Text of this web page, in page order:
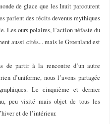
de glace que les Inuit parcourent
parlent des récits devenus mythiques
Les ours polaires, l’action néfaste du
aussi cités... mais le Groenland est
de partir à la rencontre d’un autre
d’uniforme, nous l’avons partagée
Le cinquième et dernier
peu visité mais objet de tous les
et de l’intérieur.